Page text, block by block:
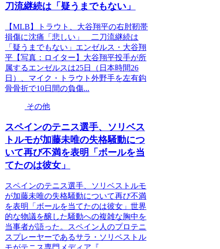
刀流継続は「疑うまでもない」
【MLB】トラウト、大谷翔平の右肘靭帯
損傷に沈痛「悲しい」 二刀流継続は
「疑うまでもない」エンゼルス・大谷翔
平【写真：ロイター】大谷翔平投手が所
属するエンゼルスは25日（日本時間26
日）、マイク・トラウト外野手を左有鈎
骨骨折で10日間の負傷...
その他
スペインのテニス選手、ソリベス
トルモが加藤未唯の失格騒動につ
いて再び不満を表明「ボールを当
てたのは彼女」
スペインのテニス選手、ソリベストルモ
が加藤未唯の失格騒動について再び不満
を表明「ボールを当てたのは彼女」世界
的な物議を醸した騒動への複雑な胸中を
当事者が語った。スペイン人のプロテニ
スプレーヤーであるサラ・ソリベストル